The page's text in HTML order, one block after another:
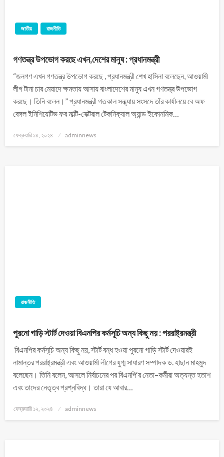
জাতীয় রাজনীতি
গণতন্ত্র উপভোগ করছে এখন,দেশের মানুষ : প্রধানমন্ত্রী
“জনগণ এখন গণতন্ত্র উপভোগ করছে , প্রধানমন্ত্রী শেখ হাসিনা বলেছেন, আওয়ামী
লীগ টানা চার মেয়াদে ক্ষমতায় আসায় বাংলাদেশের মানুষ এখন গণতন্ত্র উপভোগ
করছে। তিনি বলেন।” প্রধানমন্ত্রী গতকাল সন্ধ্যায় সংসদে তাঁর কার্যালয়ে বে অফ
বেঙ্গল ইনিশিয়েটিভ ফর মাল্টি-সেক্টরাল টেকনিক্যাল অ্যান্ড ইকোনমিক…
ফেব্রুয়ারি ১৪, ২০২৪ adminnews
রাজনীতি
পুরনো গাড়ি স্টার্ট দেওয়া বিএনপির কর্মসূচি অন্য কিছু নয় : পররাষ্ট্রমন্ত্রী
বিএনপির কর্মসূচি অন্য কিছু নয়, স্টার্ট বন্ধ হওয়া পুরনো গাড়ি স্টার্ট দেওয়ারই
নামান্তর পররাষ্ট্রমন্ত্রী এবং আওয়ামী লীগের যুগ্ম সাধারণ সম্পাদক ড. হাছান মাহমুদ
বলেছেন। তিনি বলেন, আসলে নির্বাচনের পর বিএনপি‘র নেতা–কর্মীরা অত্যন্ত হতাশ
এবং তাদের নেতৃত্ব প্রশ্নবিদ্ধ। তারা যে আবার…
ফেব্রুয়ারি ১২, ২০২৪ adminnews